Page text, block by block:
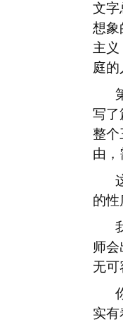
文字
想象
主
庭的
写了
整个
由，
的性
师
无可
实有